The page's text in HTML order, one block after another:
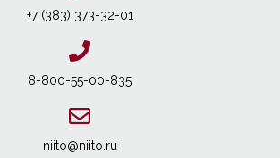
+7 (383) 373-32-01
8-800-55-00-835
niito@niito.ru